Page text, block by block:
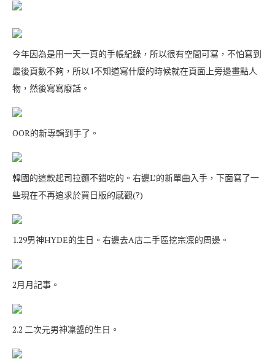
今年因為是用一天一頁的手帳紀錄，所以很有空間可寫，不怕寫到
最後頁數不夠，所以1不知道寫什麼的時候就在頁面上旁邊畫點人
物，然後寫寫廢話。
OOR的新專輯到手了。
韓國的這款起司拉麵不錯吃的。右邊L’的新單曲入手，下面寫了一
些現在不再追求於買日版的感觀(?)
1.29男神HYDE的生日。右邊去A店二手區挖宗凜的周邊。
2月月記事。
2.2 二次元男神凜醬的生日。